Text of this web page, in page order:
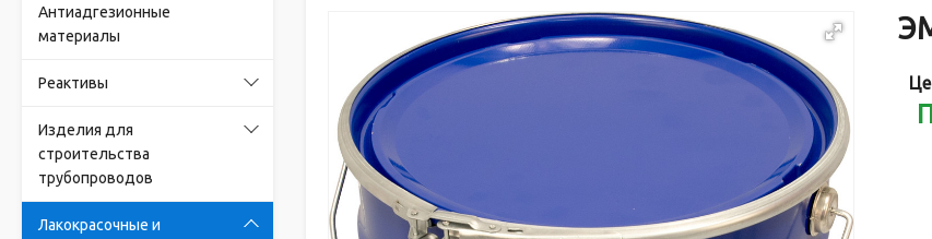
Антиадгезионные
материалы
Реактивы
Изделия для
строительства
трубопроводов
Лакокрасочные и